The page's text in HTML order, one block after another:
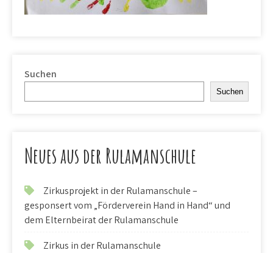
Suchen
Suchen
Neues aus der Rulamanschule
Zirkusprojekt in der Rulamanschule –
gesponsert vom „Förderverein Hand in Hand“ und
dem Elternbeirat der Rulamanschule
Zirkus in der Rulamanschule